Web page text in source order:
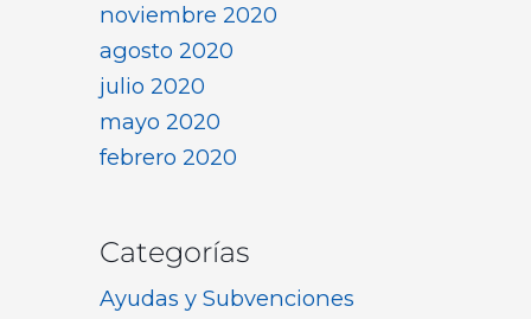
noviembre 2020
agosto 2020
julio 2020
mayo 2020
febrero 2020
Categorías
Ayudas y Subvenciones